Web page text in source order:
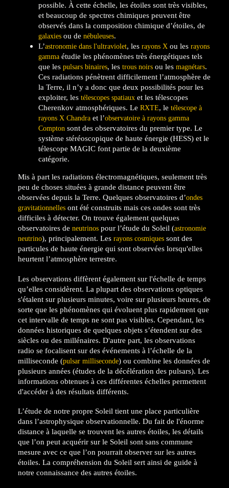
possible. À cette échelle, les étoiles sont très visibles,
et beaucoup de spectres chimiques peuvent être
observés dans la composition chimique d’étoiles, de
galaxies ou de nébuleuses.
L’astronomie dans l'ultraviolet, les rayons X ou les rayons
gamma étudie les phénomènes très énergétiques tels
que les pulsars binaires, les trous noirs ou les magnétars.
Ces radiations pénètrent difficilement l’atmosphère de
la Terre, il n’y a donc que deux possibilités pour les
exploiter, les télescopes spatiaux et les télescopes
Cherenkov atmosphériques. Le RXTE, le télescope à
rayons X Chandra et l’observatoire à rayons gamma
Compton sont des observatoires du premier type. Le
système stéréoscopique de haute énergie (HESS) et le
télescope MAGIC font partie de la deuxième
catégorie.
Mis à part les radiations électromagnétiques, seulement très
peu de choses situées à grande distance peuvent être
observées depuis la Terre. Quelques observatoires d’ondes
gravitationnelles ont été construits mais ces ondes sont très
difficiles à détecter. On trouve également quelques
observatoires de neutrinos pour l’étude du Soleil (astronomie
neutrino), principalement. Les rayons cosmiques sont des
particules de haute énergie qui sont observées lorsqu'elles
heurtent l’atmosphère terrestre.
Les observations diffèrent également sur l'échelle de temps
qu’elles considèrent. La plupart des observations optiques
s'étalent sur plusieurs minutes, voire sur plusieurs heures, de
sorte que les phénomènes qui évoluent plus rapidement que
cet intervalle de temps ne sont pas visibles. Cependant, les
données historiques de quelques objets s’étendent sur des
siècles ou des millénaires. D'autre part, les observations
radio se focalisent sur des événements à l’échelle de la
milliseconde (pulsar milliseconde) ou combine les données de
plusieurs années (études de la décélération des pulsars). Les
informations obtenues à ces différentes échelles permettent
d'accéder à des résultats différents.
L’étude de notre propre Soleil tient une place particulière
dans l’astrophysique observationnelle. Du fait de l'énorme
distance à laquelle se trouvent les autres étoiles, les détails
que l’on peut acquérir sur le Soleil sont sans commune
mesure avec ce que l’on pourrait observer sur les autres
étoiles. La compréhension du Soleil sert ainsi de guide à
notre connaissance des autres étoiles.